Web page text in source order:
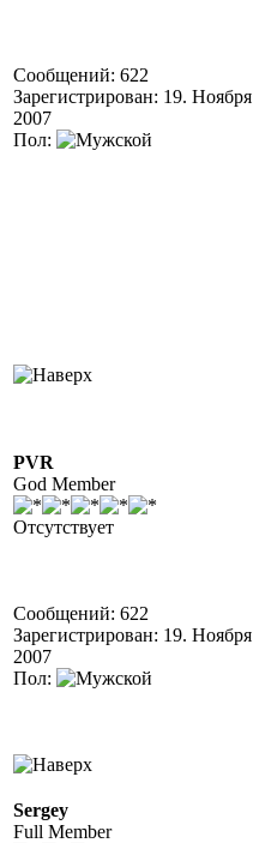
Сообщений: 622
Зарегистрирован: 19. Ноября
2007
Пол:
PVR
God Member
Отсутствует
Сообщений: 622
Зарегистрирован: 19. Ноября
2007
Пол:
Sergey
Full Member